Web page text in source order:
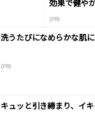
効果で健や
(PR)
洗うたびになめらかな肌
(PR)
キュッと引き締まり、イ